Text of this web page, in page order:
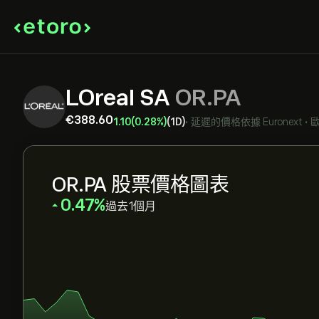
LOreal SA OR.PA
‎€‎388.601.10(0.28%)(1D)• 延遲的價格依據 Euronext •
OR.PA 股票價格圖表
‎0.47‎ 過去1個月